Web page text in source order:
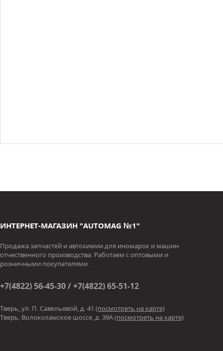
ИНТЕРНЕТ-МАГАЗИН "AUTOMAG №1"
Продажа запчастей и автохимии для иномарок и машин
отчественного производства. Работаем с оптовыми и
розничными покупателями.
+7(4822) 56-45-30 / +7(4822) 65-51-12
Тверь, ул. П. Савельевой, д. 41 (посмотреть на карте)
Тверь, Волоколамское шоссе, д. 39А(посмотреть на карте)